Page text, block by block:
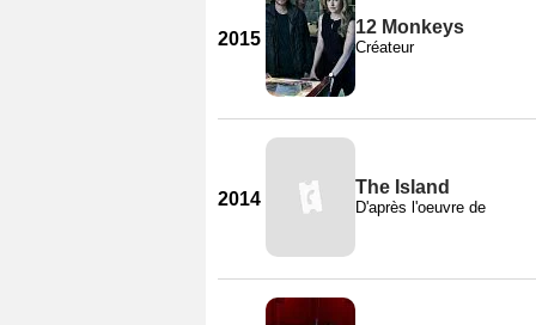
2015
12 Monkeys
Créateur
2014
The Island
D'après l'oeuvre de